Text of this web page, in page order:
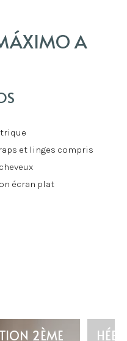
A
et linges compris
écran plat
2ÈME